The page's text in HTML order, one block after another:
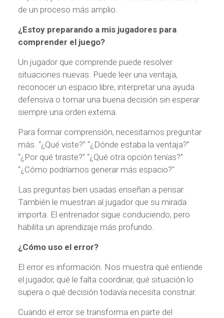
de un proceso más amplio.
¿Estoy preparando a mis jugadores para
comprender el juego?
Un jugador que comprende puede resolver
situaciones nuevas. Puede leer una ventaja,
reconocer un espacio libre, interpretar una ayuda
defensiva o tomar una buena decisión sin esperar
siempre una orden externa.
Para formar comprensión, necesitamos preguntar
más. “¿Qué viste?” “¿Dónde estaba la ventaja?”
“¿Por qué tiraste?” “¿Qué otra opción tenías?”
“¿Cómo podríamos generar más espacio?”
Las preguntas bien usadas enseñan a pensar.
También le muestran al jugador que su mirada
importa. El entrenador sigue conduciendo, pero
habilita un aprendizaje más profundo.
¿Cómo uso el error?
El error es información. Nos muestra qué entiende
el jugador, qué le falta coordinar, qué situación lo
supera o qué decisión todavía necesita construir.
Cuando el error se transforma en parte del